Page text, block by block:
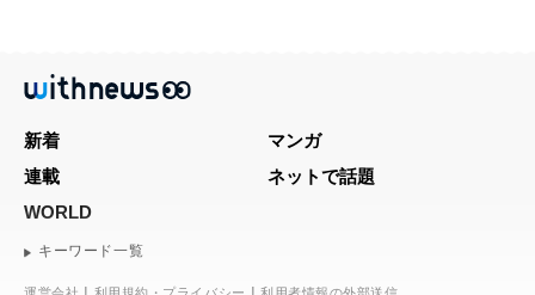
新着
マンガ
連載
ネットで話題
WORLD
キーワード一覧